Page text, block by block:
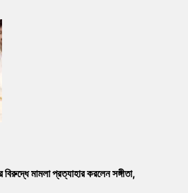
মামলা প্রত্যাহার করলেন সঙ্গীতা,